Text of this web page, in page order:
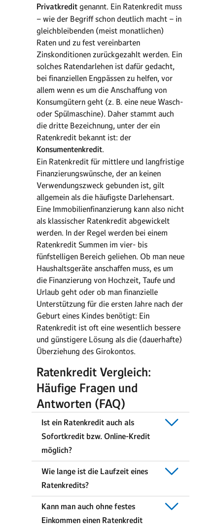
Privatkredit genannt. Ein Ratenkredit muss
– wie der Begriff schon deutlich macht – in
gleichbleibenden (meist monatlichen)
Raten und zu fest vereinbarten
Zinskonditionen zurückgezahlt werden. Ein
solches Ratendarlehen ist dafür gedacht,
bei finanziellen Engpässen zu helfen, vor
allem wenn es um die Anschaffung von
Konsumgütern geht (z. B. eine neue Wasch-
oder Spülmaschine). Daher stammt auch
die dritte Bezeichnung, unter der ein
Ratenkredit bekannt ist: der
Konsumentenkredit.
Ein Ratenkredit für mittlere und langfristige
Finanzierungswünsche, der an keinen
Verwendungszweck gebunden ist, gilt
allgemein als die häufigste Darlehensart.
Eine Immobilienfinanzierung kann also nicht
als klassischer Ratenkredit abgewickelt
werden. In der Regel werden bei einem
Ratenkredit Summen im vier- bis
fünfstelligen Bereich geliehen. Ob man neue
Haushaltsgeräte anschaffen muss, es um
die Finanzierung von Hochzeit, Taufe und
Urlaub geht oder ob man finanzielle
Unterstützung für die ersten Jahre nach der
Geburt eines Kindes benötigt: Ein
Ratenkredit ist oft eine wesentlich bessere
und günstigere Lösung als die (dauerhafte)
Überziehung des Girokontos.
Ratenkredit Vergleich:
Häufige Fragen und
Antworten (FAQ)
Ist ein Ratenkredit auch als
Sofortkredit bzw. Online-Kredit
möglich?
Wie lange ist die Laufzeit eines
Ratenkredits?
Kann man auch ohne festes
Einkommen einen Ratenkredit